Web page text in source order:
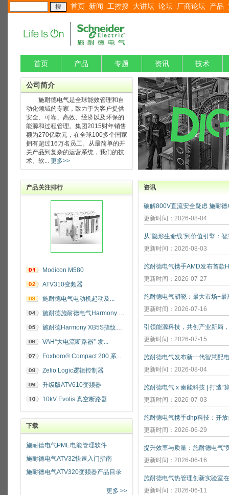
首页 新闻 工控搜 大讲坛 论坛 厂商论坛 产品
首页 产品 专题 资讯 技术
公司简介
施耐德电气是全球能效管理和自
动化领域的专家，致力于为客户提供
安全、可靠、高效、经济以及环保的
能源和过程管理。集团2015财年销售
额为270亿欧元，在全球100多个国家
拥有超过16万名员工。从最简单的开
关产品到复杂的运营系统，我们的技
术、软... 更多>>
产品关注排行
Modicon M580
ATV310变频器
施耐德电气电动机起动及...
施耐德施耐德电气Harmony 指纹开关
施耐德Harmony XB5S指纹识别开关
VAH“大电流断路器”-发...
Foxboro® Compact 200 系...
Zelio Logic逻辑控制器
升级版ATV610变频器
10kV Evolis 真空断路器
下载
施耐德电气PME电能管理软件
施耐德电气ATV32快速入门指南
施耐德电气ATV320变频器产品目录
更多 >>
资讯
更新时间：2026-08-04
更新时间：2026-08-03
施耐德电气携手AMD发布首款
更新时间：2026-07-27
更新时间：2026-07-16
更新时间：2026-07-15
施耐德电气发布新一代智慧配
更新时间：2026-08-04
施耐德电气 x 秦能科技 | 打造“
更新时间：2026-07-03
更新时间：2026-06-29
更新时间：2026-06-16
更新时间：2026-06-11